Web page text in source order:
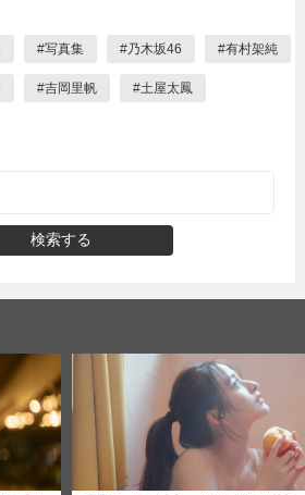
#写真集 #乃木坂46 #有村架純
#吉岡里帆 #土屋太鳳
検索する